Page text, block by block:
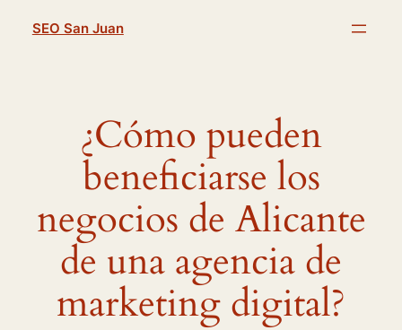
SEO San Juan
¿Cómo pueden
beneficiarse los
negocios de Alicante
de una agencia de
marketing digital?